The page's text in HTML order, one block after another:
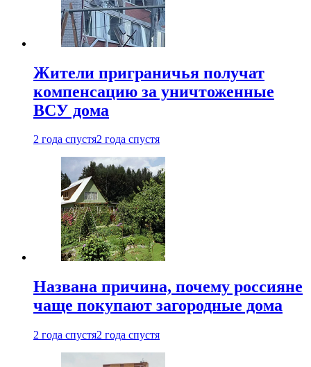
Жители приграничья получат
компенсацию за уничтоженные
ВСУ дома
2 года спустя2 года спустя
Названа причина, почему россияне
чаще покупают загородные дома
2 года спустя2 года спустя